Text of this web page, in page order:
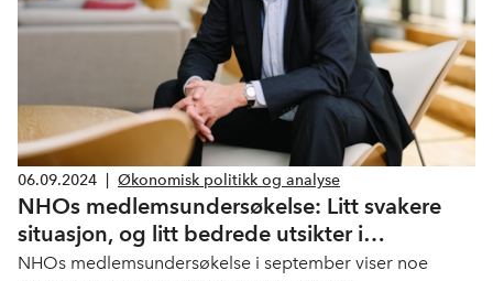
06.09.2024 Økonomisk politikk og analyse
NHOs medlemsundersøkelse: Litt svakere
situasjon, og litt bedrede utsikter i
september
NHOs medlemsundersøkelse i september viser noe